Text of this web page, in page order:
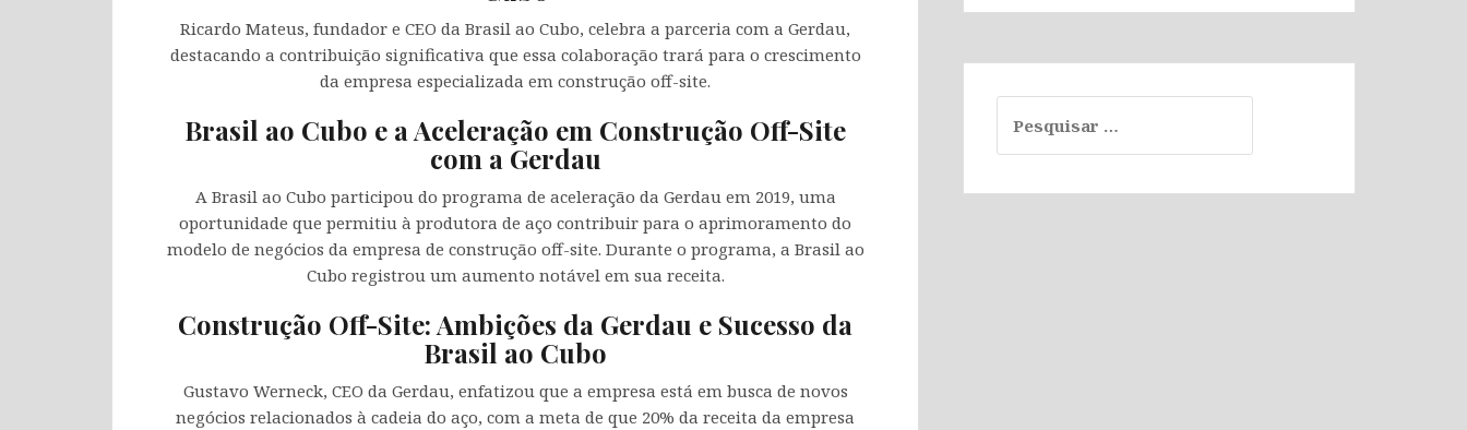
Ricardo Mateus, fundador e CEO da Brasil ao Cubo, celebra a parceria com a Gerdau,
destacando a contribuição significativa que essa colaboração trará para o crescimento
da empresa especializada em construção off-site.
Brasil ao Cubo e a Aceleração em Construção Off-Site
com a Gerdau
A Brasil ao Cubo participou do programa de aceleração da Gerdau em 2019, uma
oportunidade que permitiu à produtora de aço contribuir para o aprimoramento do
modelo de negócios da empresa de construção off-site. Durante o programa, a Brasil ao
Cubo registrou um aumento notável em sua receita.
Construção Off-Site: Ambições da Gerdau e Sucesso da
Brasil ao Cubo
Gustavo Werneck, CEO da Gerdau, enfatizou que a empresa está em busca de novos
negócios relacionados à cadeia do aço, com a meta de que 20% da receita da empresa
por: